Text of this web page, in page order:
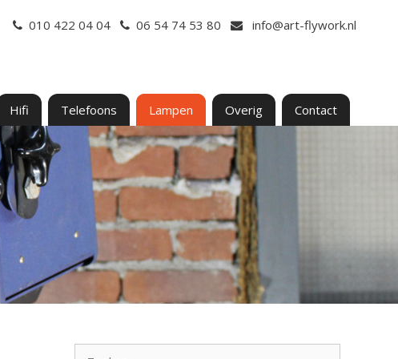
010 422 04 04 06 54 74 53 80 info@art-flywork.nl
Hifi Telefoons Lampen Overig Contact